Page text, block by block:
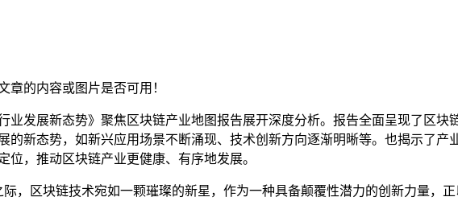
章的内容或图片是否可用！
业发展新态势》聚焦区块链产业地图报告展开深度分析。报告全面呈现了区
的新态势，如新兴应用场景不断涌现、技术创新方向逐渐明晰等。也揭示了
，推动区块链产业更健康、有序地发展。
，区块链技术宛如一颗璀璨的新星，作为一种具备颠覆性潜力的创新力量，